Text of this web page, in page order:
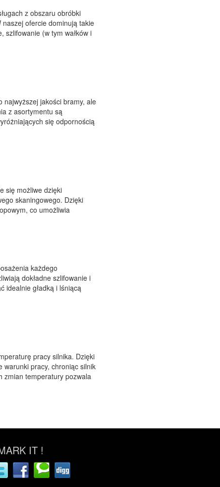
z obszaru obróbki
ofercie dominują takie
szlifowanie (w tym wałków i
najwyższej jakości bramy, ale
z asortymentu są
się odpornością
się możliwe dzięki
skaningowego. Dzięki
co umożliwia
każdego
dokładne szlifowanie i
idealnie gładką i lśniącą
pracy silnika. Dzięki
pracy, chroniąc silnik
zmian temperatury pozwala
IT !